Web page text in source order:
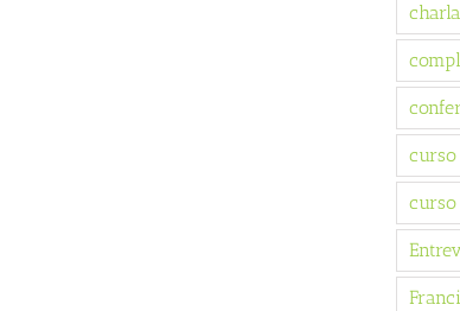
charla
curso